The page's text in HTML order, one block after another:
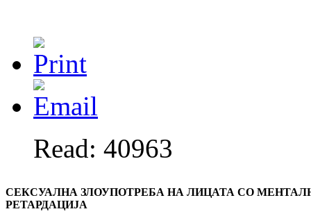
Read: 40963
СЕКСУАЛНА ЗЛОУПОТРЕБА НА ЛИЦАТА СО
РЕТАРДАЦИЈА